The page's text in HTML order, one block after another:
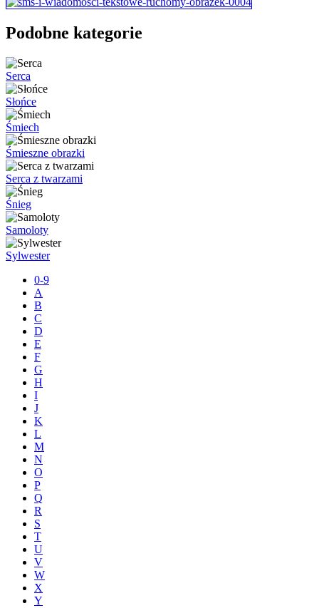
Podobne kategorie
Serca
Słońce
Śmiech
Śmieszne obrazki
Serca z twarzami
Śnieg
Samoloty
Sylwester
0-9
A
B
C
D
E
F
G
H
I
J
K
L
M
N
O
P
Q
R
S
T
U
V
W
X
Y